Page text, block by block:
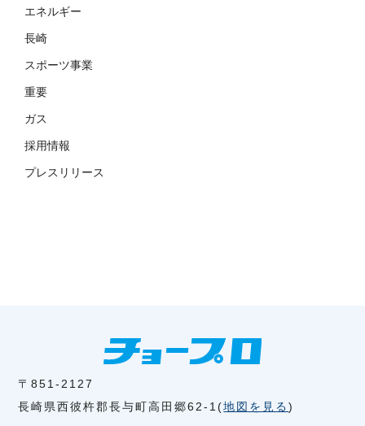
エネルギー
長崎
スポーツ事業
重要
ガス
採用情報
プレスリリース
〒851-2127
長崎県西彼杵郡長与町高田郷62-1(地図を見る)